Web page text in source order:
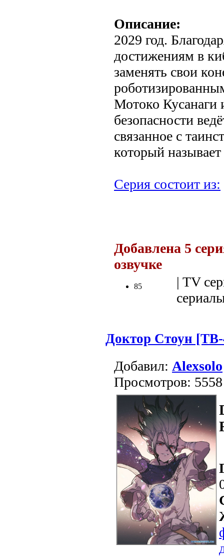
Описание:
2029 год.
достижениям в
заменять свои
Мотоко Кусанаги
безопасности
связанное с
который
Серия состоит из:
Добавлена 5
озвучке
85
| TV
Доктор Стоун [ТВ-
Добавил: Alexsolo
Просмотров: 5558